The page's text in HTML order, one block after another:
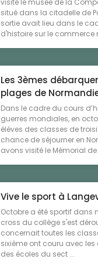
situé dans la citadelle de
sortie avait lieu dans le
d'histoire sur le commerce
Les 3èmes
plages de
Dans le cadre du cours
guerres mondiales, en
élèves des classes de
chance de séjourner en
avons visité le Mémorial
Vive le sport à
Octobre a été sportif dans
cross du collège s'est
concernait toutes les
sixième ont couru avec les
des écoles du sect ...